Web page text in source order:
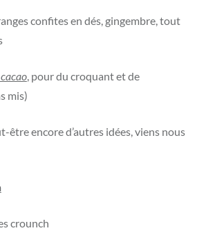
confites en dés, gingembre, tout
, pour du croquant et de
mis)
être encore d’autres idées, viens nous
crounch